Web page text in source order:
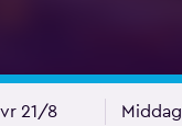
vr 21/8 Middag